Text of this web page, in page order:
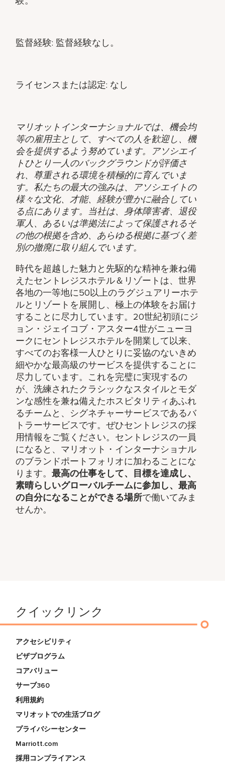
監督経験: 監督経験なし。
ライセンスまたは認定: なし
マリオットインターナショナルでは、機会均
等の雇用主として、すべての人を歓迎し、機
会を提供するよう努めています。アソシエイ
トひとり一人のバックグラウンドが評価さ
れ、尊重される環境を積極的に育んでいま
す。私たちの最大の強みは、アソシエイトの
様々な文化、才能、経験が豊かに融合してい
る点にあります。当社は、身体障害者、退役
軍人、あるいは準拠法によって保護されるそ
の他の根拠を含め、あらゆる根拠に基づく差
別の撤廃に取り組んでいます。
時代を超越した魅力と先駆的な精神を兼ね備
えたセントレジスホテル＆リゾートは、世界
各地の一等地に50以上のラグジュアリーホテ
ルとリゾートを展開し、極上の体験をお届け
することに尽力しています。20世紀初頭にジ
ョン・ジェイコブ・アスター4世がニューヨ
ークにセントレジスホテルを開業して以来、
すべてのお客様一人ひとりに妥協のないきめ
細やかな最高級のサービスを提供することに
尽力しています。これを完璧に実現するの
が、洗練されたクラシックなスタイルとモダ
ンな感性を兼ね備えたホスピタリティあふれ
るチームと、シグネチャーサービスであるバ
トラーサービスです。ぜひセントレジスの採
用情報をご覧ください。セントレジスの一員
になると、マリオット・インターナショナル
のブランドポートフォリオに加わることにな
ります。最高の仕事をして、​目標を達成し、
素晴らしいグローバルチームに参加し、​最高
の自分になることができる場所で働いてみま
せんか。
クイックリンク
アクセシビリティ
ビザプログラム
コアバリュー
サーブ360
利用規約
マリオットでの生活ブログ
プライバシーセンター
Marriott.com
採用コンプライアンス